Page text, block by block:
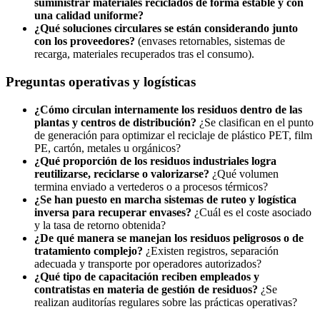
suministrar materiales reciclados de forma estable y con
una calidad uniforme?
¿Qué soluciones circulares se están considerando junto
con los proveedores? (envases retornables, sistemas de
recarga, materiales recuperados tras el consumo).
Preguntas operativas y logísticas
¿Cómo circulan internamente los residuos dentro de las
plantas y centros de distribución? ¿Se clasifican en el punto
de generación para optimizar el reciclaje de plástico PET, film
PE, cartón, metales u orgánicos?
¿Qué proporción de los residuos industriales logra
reutilizarse, reciclarse o valorizarse? ¿Qué volumen
termina enviado a vertederos o a procesos térmicos?
¿Se han puesto en marcha sistemas de ruteo y logística
inversa para recuperar envases? ¿Cuál es el coste asociado
y la tasa de retorno obtenida?
¿De qué manera se manejan los residuos peligrosos o de
tratamiento complejo? ¿Existen registros, separación
adecuada y transporte por operadores autorizados?
¿Qué tipo de capacitación reciben empleados y
contratistas en materia de gestión de residuos? ¿Se
realizan auditorías regulares sobre las prácticas operativas?